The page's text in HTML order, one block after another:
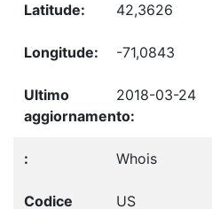
42,3626
-71,0843
2018-03-24
Whois
US